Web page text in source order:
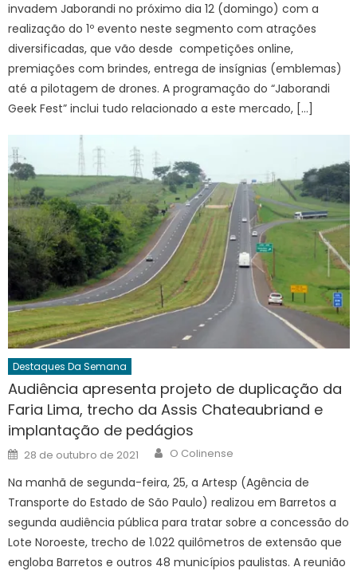
invadem Jaborandi no próximo dia 12 (domingo) com a
realização do 1º evento neste segmento com atrações
diversificadas, que vão desde competições online,
premiações com brindes, entrega de insígnias (emblemas)
até a pilotagem de drones. A programação do “Jaborandi
Geek Fest” inclui tudo relacionado a este mercado, […]
Destaques Da Semana
Audiência apresenta projeto de duplicação da
Faria Lima, trecho da Assis Chateaubriand e
implantação de pedágios
Posted
on
28 de outubro de 2021 Author
O Colinense
Na manhã de segunda-feira, 25, a Artesp (Agência de
Transporte do Estado de São Paulo) realizou em Barretos a
segunda audiência pública para tratar sobre a concessão do
Lote Noroeste, trecho de 1.022 quilômetros de extensão que
engloba Barretos e outros 48 municípios paulistas. A reunião